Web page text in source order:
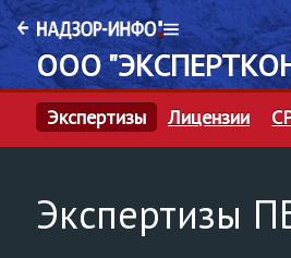
ООО
Экспертизы Лицензии
Экспертизы